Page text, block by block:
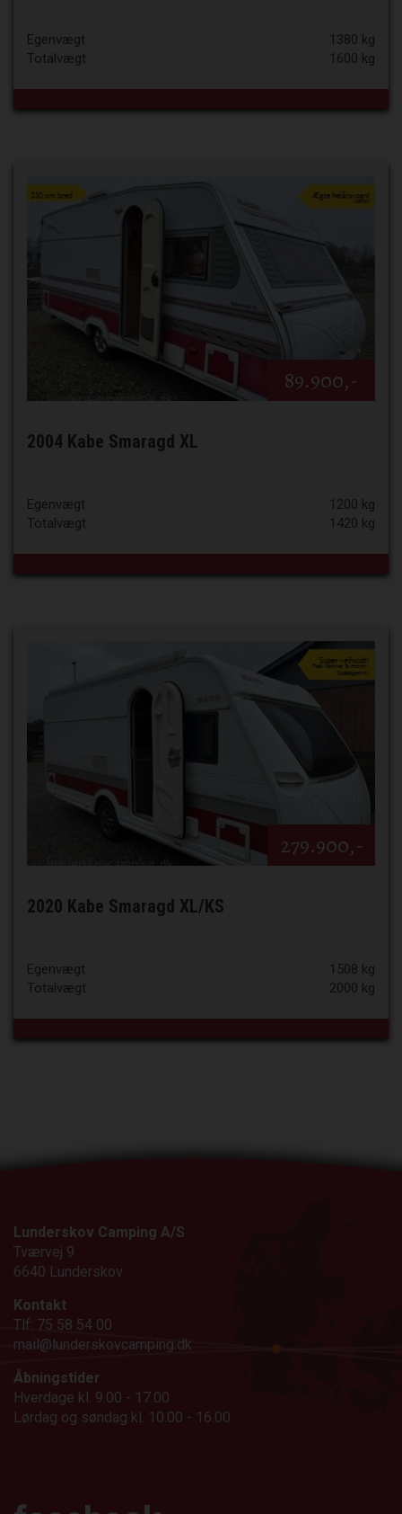
Egenvægt
1380 kg
Totalvægt
1600 kg
89.900,-
2004 Kabe Smaragd XL
Egenvægt
1200 kg
Totalvægt
1420 kg
279.900,-
2020 Kabe Smaragd XL/KS
Egenvægt
1508 kg
Totalvægt
2000 kg
Lunderskov Camping A/S
Tværvej 9
6640 Lunderskov
Kontakt
Tlf: 75 58 54 00
mail@lunderskovcamping.dk
Åbningstider
Hverdage kl. 9.00 - 17.00
Lørdag og søndag kl. 10.00 - 16.00